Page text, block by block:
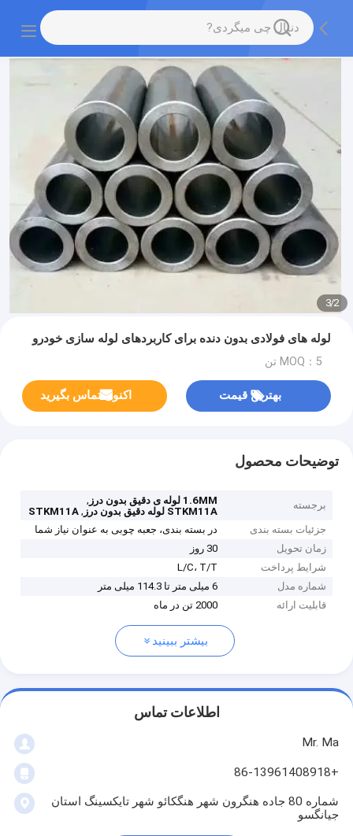
2
/
3
لوله های فولادی بدون دنده برای کاربردهای لوله سازی خودرو
MOQ：5 تن
بهترین قیمت اکنون تماس بگیرید
توضیحات محصول
برجسته 1.6MM لوله ی دقیق بدون درز
,
STKM11A لوله دقیق بدون درز
,
STKM11A
جزئیات بسته بندی
در بسته بندی، جعبه چوبی به عنوان نیاز شما
زمان تحویل
30 روز
شرایط پرداخت
L/C، T/T
شماره مدل
6 میلی متر تا 114.3 میلی متر
قابلیت ارائه
2000 تن در ماه
بیشتر ببینید
اطلاعات تماس
Mr. Ma
+86-13961408918
شماره 80 جاده هنگرون شهر هنگکائو شهر تایکسینگ استان
جیانگسو